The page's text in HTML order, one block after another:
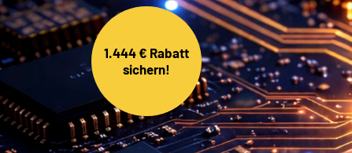
1.444 € Rabatt
sichern!